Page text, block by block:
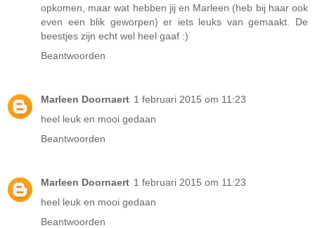
opkomen, maar wat hebben jij en Marleen (heb bij haar ook
even een blik geworpen) er iets leuks van gemaakt. De
beestjes zijn echt wel heel gaaf :)
Beantwoorden
Marleen Doornaert 1 februari 2015 om 11:23
heel leuk en mooi gedaan
Beantwoorden
Marleen Doornaert 1 februari 2015 om 11:23
heel leuk en mooi gedaan
Beantwoorden